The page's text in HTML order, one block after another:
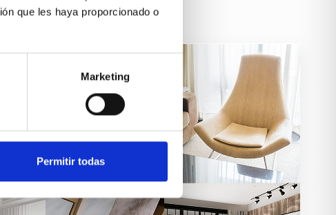
que les haya proporcionado o
Marketing
Permitir todas